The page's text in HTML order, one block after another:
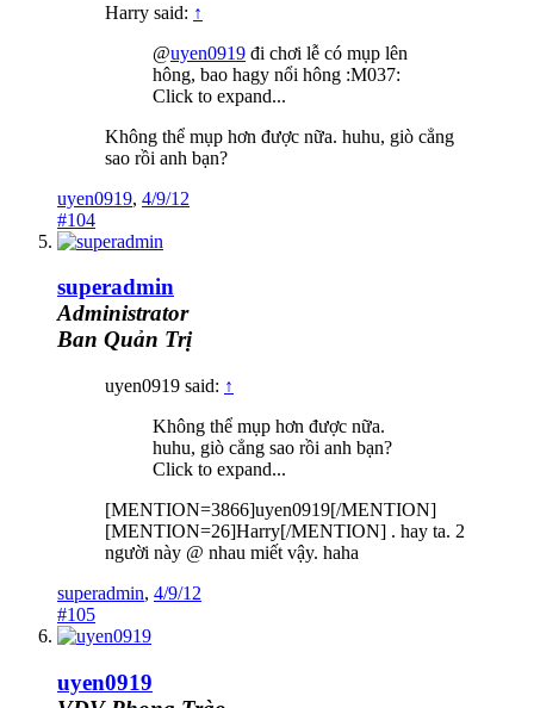
Harry said: ↑
@uyen0919 đi chơi lễ có mụp lên
hông, bao hagy nổi hông :M037:
Click to expand...
Không thể mụp hơn được nữa. huhu, giò cẳng
sao rồi anh bạn?
uyen0919, 4/9/12
#104
superadmin
Administrator
Ban Quản Trị
uyen0919 said: ↑
Không thể mụp hơn được nữa.
huhu, giò cẳng sao rồi anh bạn?
Click to expand...
[MENTION=3866]uyen0919[/MENTION]
[MENTION=26]Harry[/MENTION] . hay ta. 2
người này @ nhau miết vậy. haha
superadmin, 4/9/12
#105
uyen0919